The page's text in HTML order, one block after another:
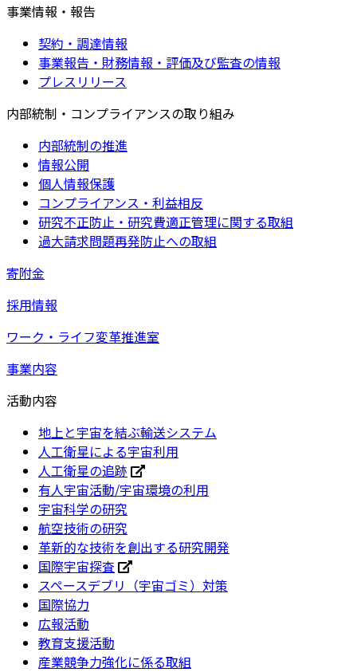
事業情報・報告
契約・調達情報
事業報告・財務情報・評価及び監査の情報
プレスリリース
内部統制・コンプライアンスの取り組み
内部統制の推進
情報公開
個人情報保護
コンプライアンス・利益相反
研究不正防止・研究費適正管理に関する取組
過大請求問題再発防止への取組
寄附金
採用情報
ワーク・ライフ変革推進室
事業内容
活動内容
地上と宇宙を結ぶ輸送システム
人工衛星による宇宙利用
人工衛星の追跡
有人宇宙活動/宇宙環境の利用
宇宙科学の研究
航空技術の研究
革新的な技術を創出する研究開発
国際宇宙探査
スペースデブリ（宇宙ゴミ）対策
国際協力
広報活動
教育支援活動
産業競争力強化に係る取組